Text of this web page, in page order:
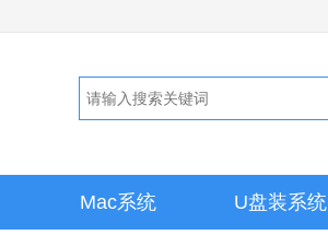
Mac系统 U盘装系统